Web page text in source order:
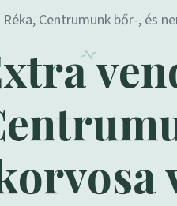
Centrumunk bőr-, és